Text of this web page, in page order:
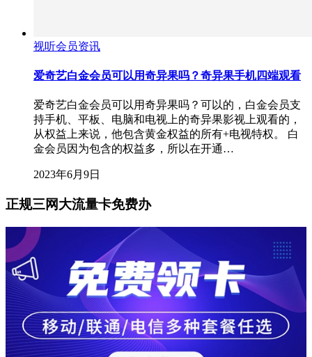
视听会员资讯
爱奇艺白金会员可以用奇异果吗？奇异果手机四端观看
爱奇艺白金会员可以用奇异果吗？可以的，白金会员支
持手机、平板、电脑和电视上的奇异果影视上观看的，
从权益上来说，他包含黄金权益的所有+电视特权。 白
金会员因为包含的权益多，所以在开通…
2023年6月9日
正规三网大流量卡免费办